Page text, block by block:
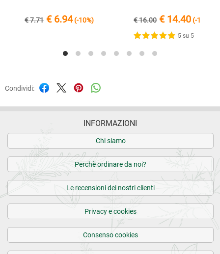
€ 7.71 € 6.94(-10%) € 16.00 € 14.40(-10%)
5 su 5
Condividi:
INFORMAZIONI
Chi siamo
Perchè ordinare da noi?
Le recensioni dei nostri clienti
Privacy e cookies
Consenso cookies